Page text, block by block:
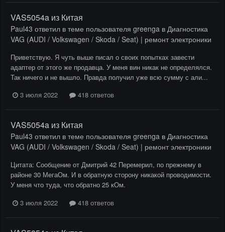
VAS5054a из Китая
Paul43 ответил в теме пользователя greenga в Диагностика
VAG (AUDI / Volkswagen / Skoda / Seat) | ремонт электроники
Приветствую. Я чуть выше писал о своих попытках завести
адаптер от этого же продавца. У меня вин никак не определялся.
Так ничего и не вышло. Правда получил уже всю сумму с али...
3 июля 2022
418 ответов
VAS5054a из Китая
Paul43 ответил в теме пользователя greenga в Диагностика
VAG (AUDI / Volkswagen / Skoda / Seat) | ремонт электроники
Цитата: Сообщение от Дмитрий 42 Перемерил, по прежнему в
районе 30 МегаОм. И в обратную сторону никакой проводимости.
У меня что туда, что обратно 25 кОм.
3 июля 2022
418 ответов